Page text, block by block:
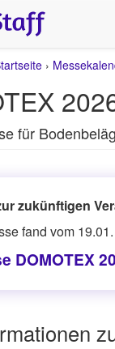
›
für
zukünftigen
fand vom
DOMOTEX